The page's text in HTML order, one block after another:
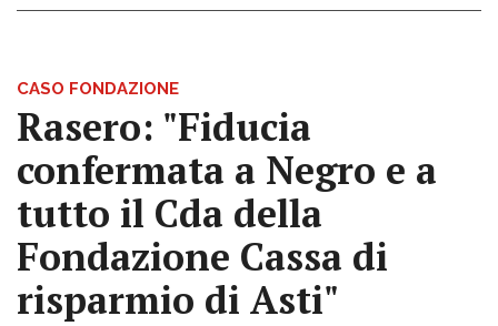
CASO FONDAZIONE
Rasero: "Fiducia
confermata a Negro e a
tutto il Cda della
Fondazione Cassa di
risparmio di Asti"